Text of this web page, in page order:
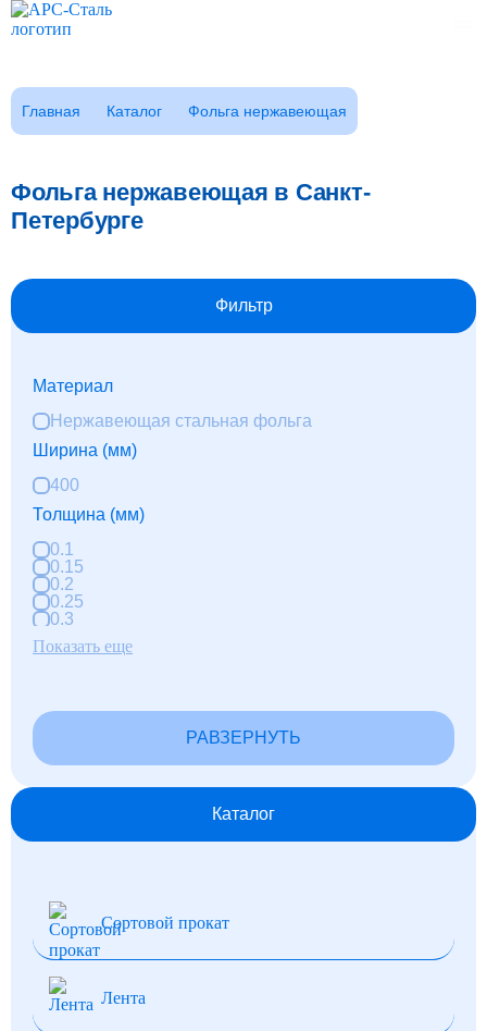
Заказать звонок
Каталог
ГОСТы
Сертификаты
FAQ
Контакты
Доставка
Оплата
Главная Каталог Фольга нержавеющая
Фольга нержавеющая в Санкт-
Петербурге
Фильтр
Материал
Нержавеющая стальная фольга
Ширина (мм)
400
Толщина (мм)
0.1
0.15
0.2
0.25
0.3
Показать еще
РАВЗЕРНУТЬ
Каталог
Сортовой прокат
Лента